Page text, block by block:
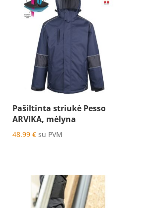
Pašiltinta striukė Pesso
ARVIKA, mėlyna
48.99 € su PVM